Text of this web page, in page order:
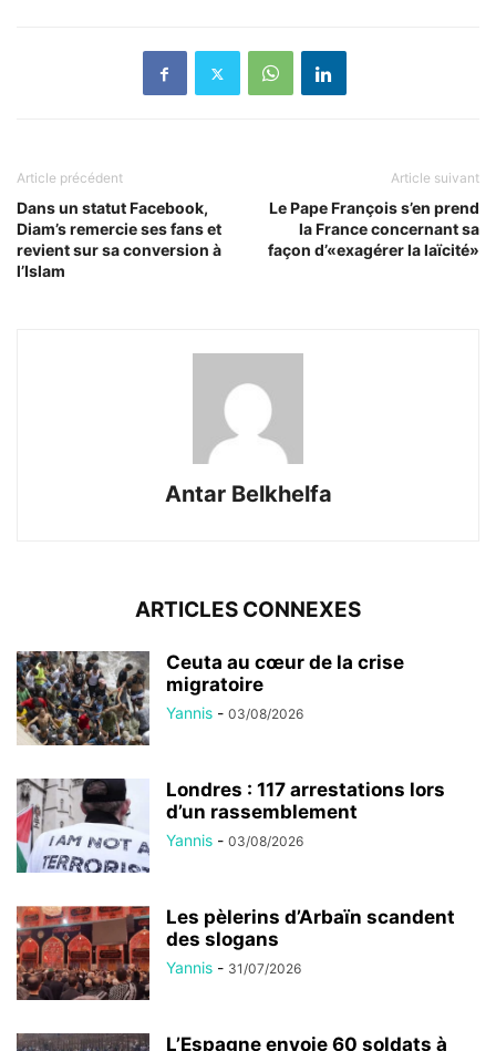
Article précédent
Dans un statut Facebook,
Diam’s remercie ses fans et
revient sur sa conversion à
l’Islam
Article suivant
Le Pape François s’en prend
la France concernant sa
façon d’«exagérer la laïcité»
Antar Belkhelfa
ARTICLES CONNEXES
Ceuta au cœur de la crise
migratoire
Yannis - 03/08/2026
Londres : 117 arrestations lors
d’un rassemblement
Yannis - 03/08/2026
Les pèlerins d’Arbaïn scandent
des slogans
Yannis - 31/07/2026
L’Espagne envoie 60 soldats à